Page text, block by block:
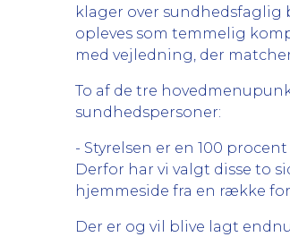
klager over sundhedsfaglig
opleves som temmelig
med vejledning, der
To af de tre
sundhedspersoner:
- Styrelsen er en 100
Derfor har vi valgt disse to
hjemmeside fra en række
Der er og vil blive lagt